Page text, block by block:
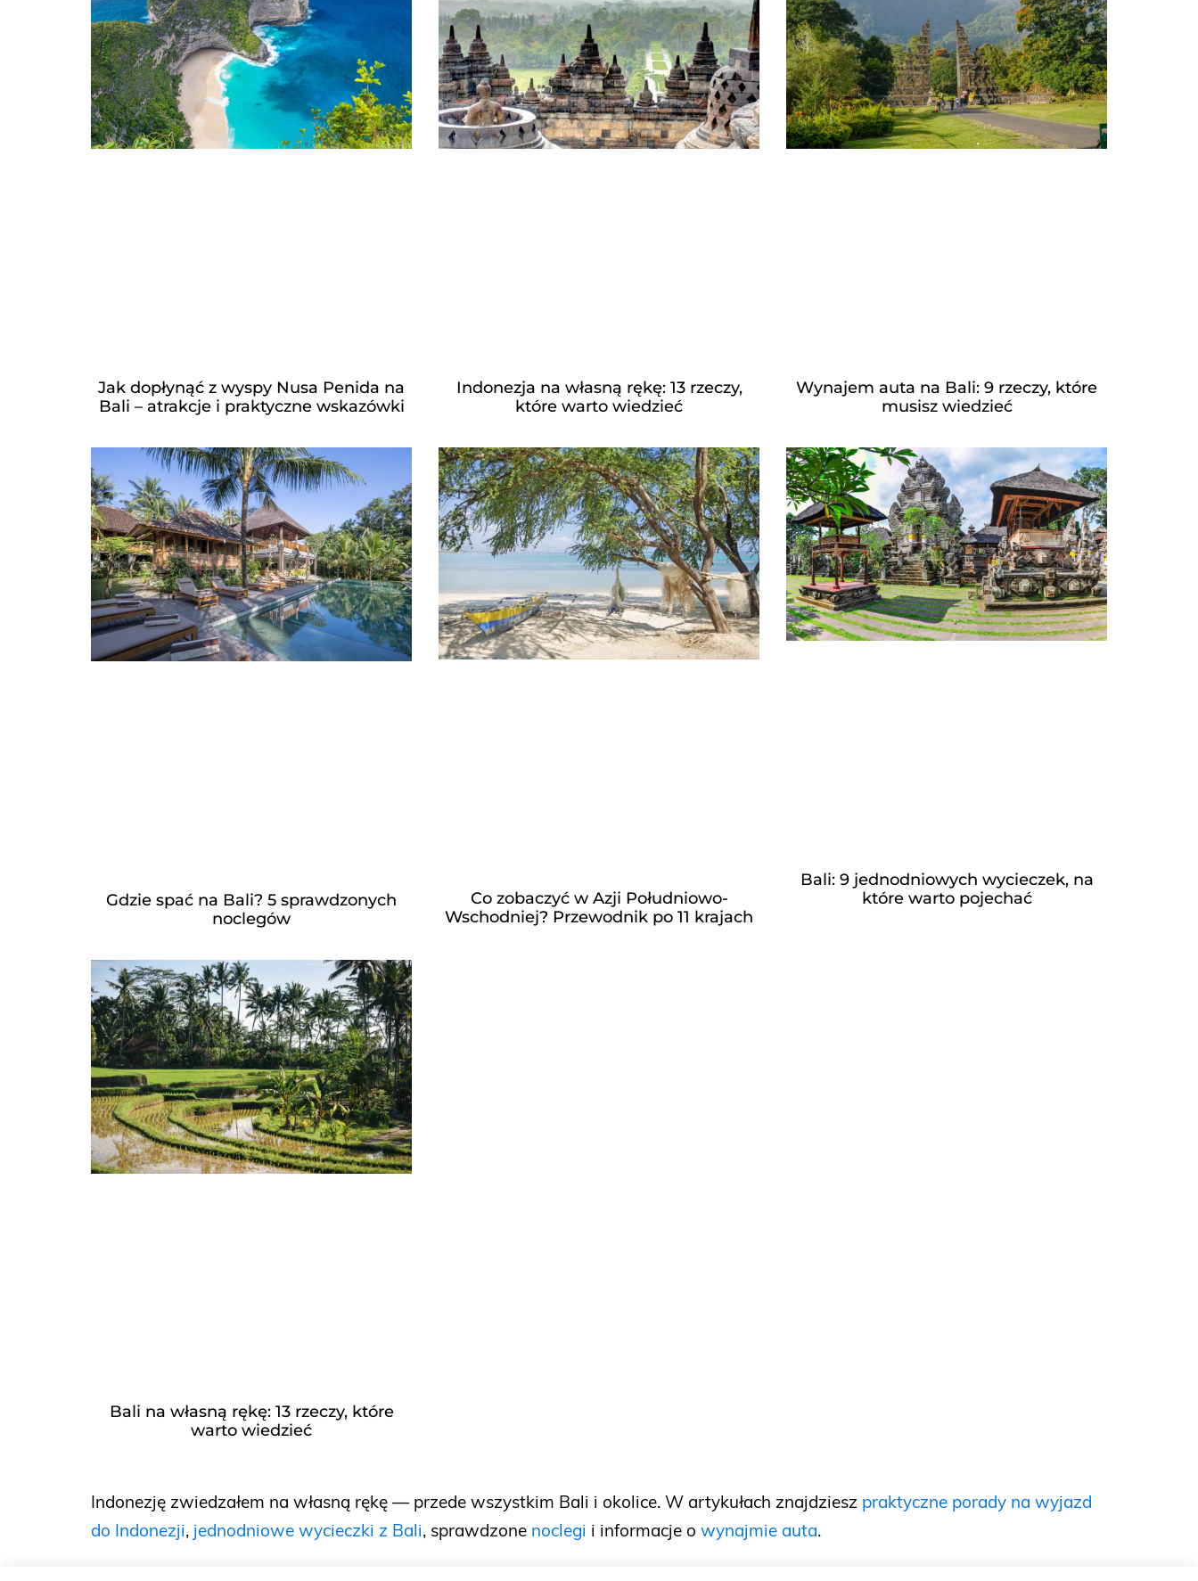
Jak dopłynąć z wyspy Nusa Penida na
Bali – atrakcje i praktyczne wskazówki
Indonezja na własną rękę: 13 rzeczy,
które warto wiedzieć
Wynajem auta na Bali: 9 rzeczy, które
musisz wiedzieć
Gdzie spać na Bali? 5 sprawdzonych
noclegów
Co zobaczyć w Azji Południowo-
Wschodniej? Przewodnik po 11 krajach
Bali: 9 jednodniowych wycieczek, na
które warto pojechać
Bali na własną rękę: 13 rzeczy, które
warto wiedzieć
Indonezję zwiedzałem na własną rękę — przede wszystkim Bali i okolice. W artykułach znajdziesz praktyczne porady na wyjazd
do Indonezji, jednodniowe wycieczki z Bali, sprawdzone noclegi i informacje o wynajmie auta.